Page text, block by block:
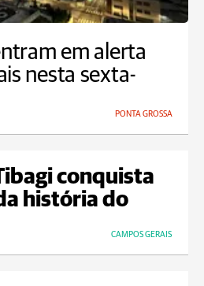
em alerta
nesta sexta-
PONTA GROSSA
conquista
história do
CAMPOS GERAIS